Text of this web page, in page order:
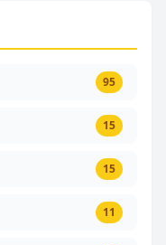
95
15
15
11